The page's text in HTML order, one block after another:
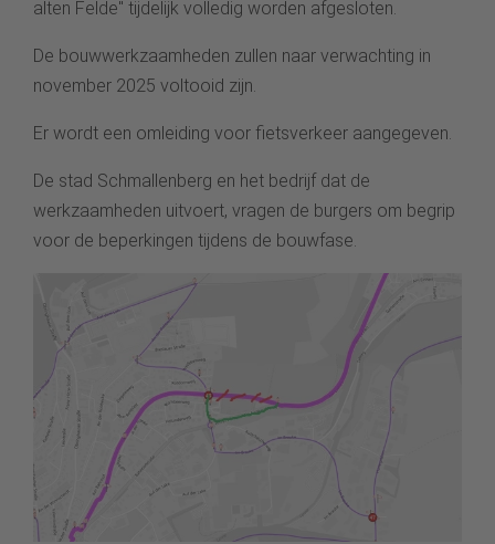
alten Felde" tijdelijk volledig worden afgesloten.
De bouwwerkzaamheden zullen naar verwachting in
november 2025 voltooid zijn.
Er wordt een omleiding voor fietsverkeer aangegeven.
De stad Schmallenberg en het bedrijf dat de
werkzaamheden uitvoert, vragen de burgers om begrip
voor de beperkingen tijdens de bouwfase.